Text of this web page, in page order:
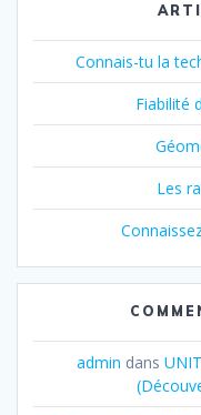
Connais-tu la
Fiabilité
Les
admin dans